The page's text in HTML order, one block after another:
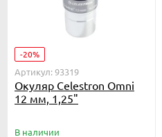
-20%
Артикул: 93319
Окуляр Celestron Omni
12 мм, 1,25"
В наличии